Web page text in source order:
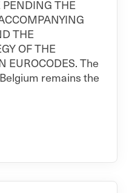
PENDING THE
THE
OF THE
EUROCODES. The
remains the